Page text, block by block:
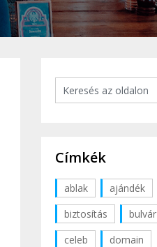
Címkék
ablak ajándék
biztosítás
bulvár
celeb
domain